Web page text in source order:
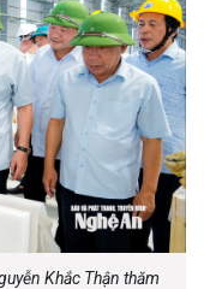
Khắc Thận thăm